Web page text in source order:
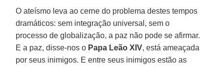
O ateísmo leva ao cerne do problema destes tempos
dramáticos: sem integração universal, sem o
processo de globalização, a paz não pode se afirmar.
E a paz, disse-nos o Papa Leão XIV, está ameaçada
por seus inimigos. E entre seus inimigos estão as